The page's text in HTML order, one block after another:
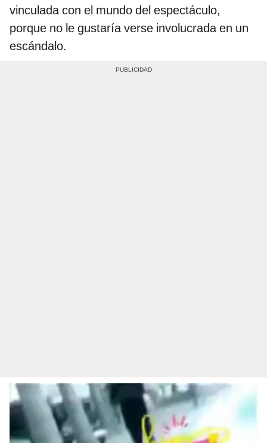
vinculada con el mundo del espectáculo,
porque no le gustaría verse involucrada en un
escándalo.